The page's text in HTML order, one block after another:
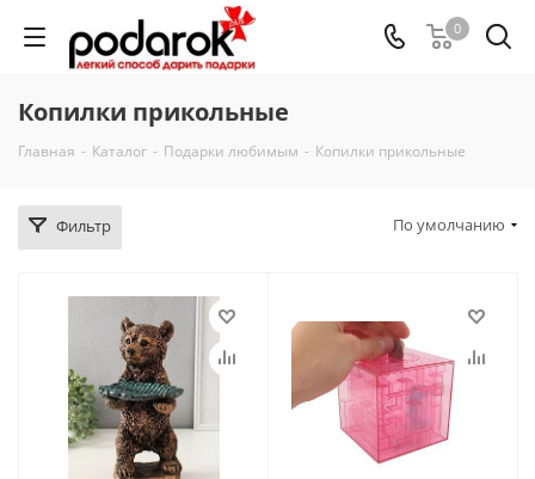
0
Копилки прикольные
Главная - Каталог - Подарки любимым - Копилки прикольные
Фильтр По умолчанию